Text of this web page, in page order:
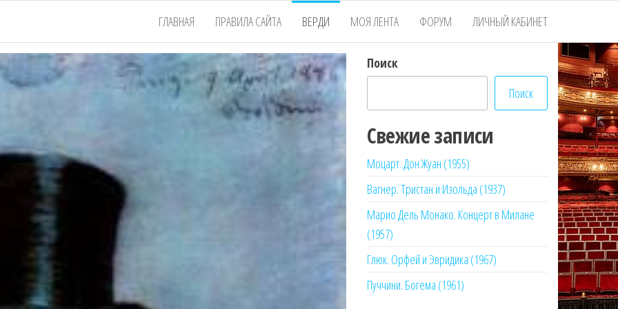
ГЛАВНАЯ ПРАВИЛА САЙТА ВЕРДИ МОЯ ЛЕНТА ФОРУМ ЛИЧНЫЙ КАБИНЕТ
Поиск
Поиск
Свежие записи
Моцарт. Дон Жуан (1955)
Вагнер. Тристан и Изольда (1937)
Марио Дель Монако. Концерт в Милане
(1957)
Глюк. Орфей и Эвридика (1967)
Пуччини. Богема (1961)